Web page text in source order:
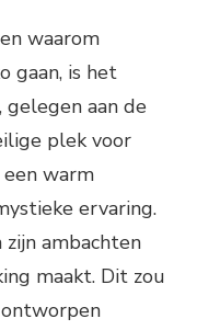
waarom
gaan, is het
gelegen aan de
plek voor
een warm
ervaring.
ambachten
maakt. Dit zou